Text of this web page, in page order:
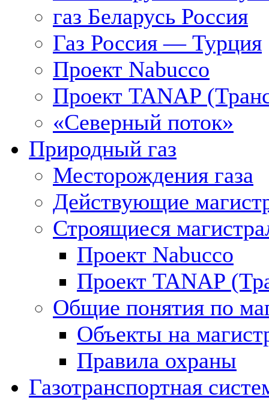
газ Беларусь Россия
Газ Россия — Турция
Проект Nabucco
Проект TANAP
«Северный поток»
Природный газ
Месторождения газа
Действующие
Строящиеся
Проект Nabucco
Проект TANAP
Общие понятия по
Объекты на
Правила охраны
Газотранспортная